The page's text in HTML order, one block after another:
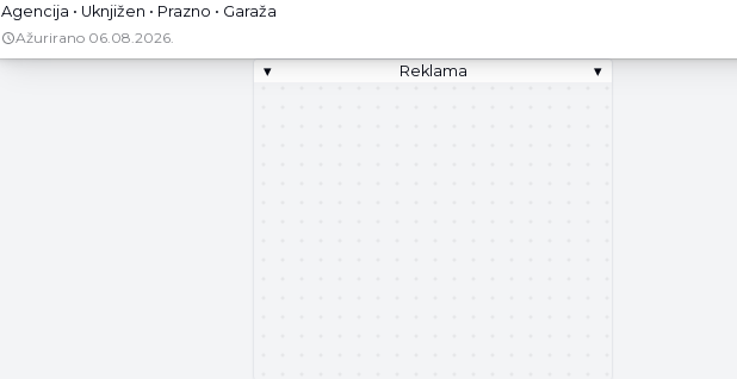
Agencija • Uknjižen • Prazno • Garaža
Ažurirano 06.08.2026.
▾
Reklama ▾